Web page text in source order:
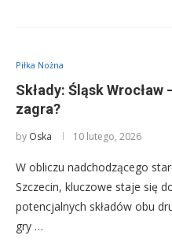
Piłka Nożna
Składy: Śląsk
zagra?
by Oska 10 lutego, 2026
W obliczu nadchodzącego
Szczecin, kluczowe staje się
potencjalnych składów obu
gry …